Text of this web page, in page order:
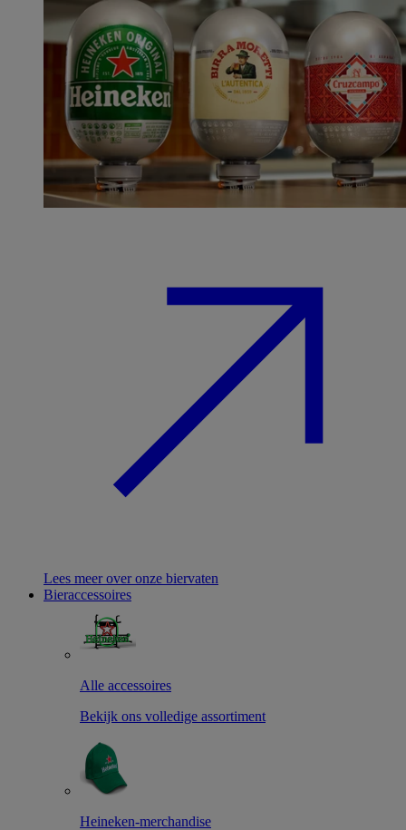
Lees meer over onze biervaten
Bieraccessoires
Alle accessoires
Bekijk ons volledige assortiment
Heineken-merchandise